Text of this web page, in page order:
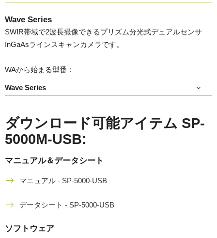
Wave Series
SWIR帯域で2波長撮像できるプリズム分光式デュアルセンサ
InGaAsラインスキャンカメラです。
WAから始まる型番：
Wave Series
ダウンロード可能アイテム SP-
5000M-USB:
マニュアル＆データシート
マニュアル - SP-5000-USB
データシート - SP-5000-USB
ソフトウェア